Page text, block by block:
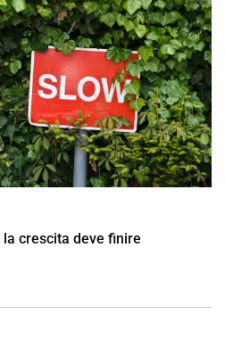
crescita deve finire